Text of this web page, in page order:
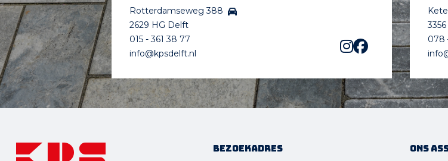
Rotterdamseweg 388
2629 HG Delft
015 - 361 38 77
info@kpsdelft.nl
078
Bezoekadres Ons